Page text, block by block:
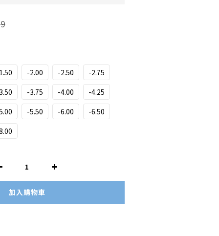
-2.00 -2.50
-2.75
-3.75 -4.00
-4.25
-5.50 -6.00
-6.50
加入購物車